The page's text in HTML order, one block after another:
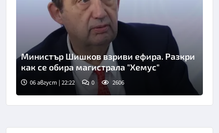
Снимка: БТА
Министър Шишков взриви ефира. Разкри
как се обира магистрала "Хемус"
06 август | 22:22 0 2606